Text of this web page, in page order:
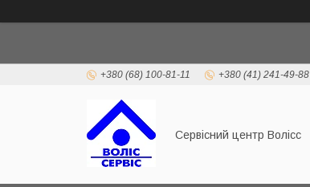
+380 (68) 100-81-11 +380 (41) 241-49-88
Сервісний центр Волісс